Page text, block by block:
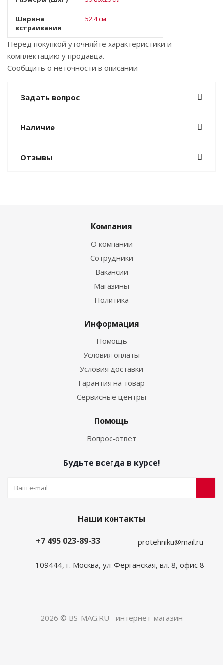
Ширина
встраивания
52.4 см
Перед покупкой уточняйте характеристики и
комплектацию у продавца.
Сообщить о неточности в описании
Задать вопрос
Наличие
Отзывы
Компания
О компании
Сотрудники
Вакансии
Магазины
Политика
Информация
Помощь
Условия оплаты
Условия доставки
Гарантия на товар
Сервисные центры
Помощь
Вопрос-ответ
Будьте всегда в курсе!
Наши контакты
+7 495 023-89-33
protehniku@mail.ru
109444, г. Москва, ул. Ферганская, вл. 8, офис 8
2026 © BS-MAG.RU - интернет-магазин